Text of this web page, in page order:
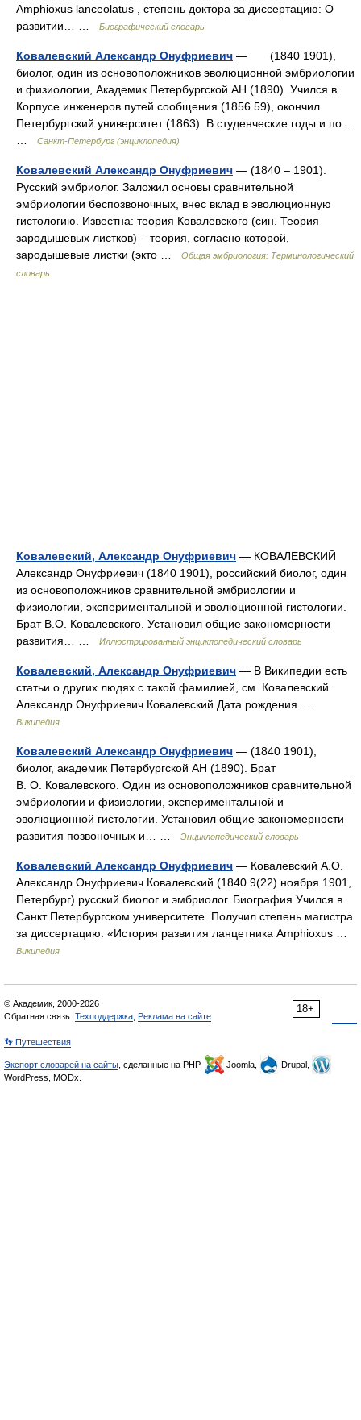
Amphioxus lanceolatus , степень доктора за диссертацию: О
развитии… …
Биографический словарь
Ковалевский Александр Онуфриевич — (1840 1901),
биолог, один из основоположников эволюционной эмбриологии
и физиологии, Академик Петербургской АН (1890). Учился в
Корпусе инженеров путей сообщения (1856 59), окончил
Петербургский университет (1863). В студенческие годы и по…
Санкт-Петербург (энциклопедия)
Ковалевский Александр Онуфриевич — (1840 – 1901).
Русский эмбриолог. Заложил основы сравнительной
эмбриологии беспозвоночных, внес вклад в эволюционную
гистологию. Известна: теория Ковалевского (син. Теория
зародышевых листков) – теория, согласно которой,
зародышевые листки (экто …
Общая эмбриология: Терминологический
словарь
Ковалевский, Александр Онуфриевич — КОВАЛЕВСКИЙ
Александр Онуфриевич (1840 1901), российский биолог, один
из основоположников сравнительной эмбриологии и
физиологии, экспериментальной и эволюционной гистологии.
Брат В.О. Ковалевского. Установил общие закономерности
развития… …
Иллюстрированный энциклопедический словарь
Ковалевский, Александр Онуфриевич — В Википедии есть
статьи о других людях с такой фамилией, см. Ковалевский.
Александр Онуфриевич Ковалевский Дата рождения …
Википедия
Ковалевский Александр Онуфриевич — (1840 1901),
биолог, академик Петербургской АН (1890). Брат
В. О. Ковалевского. Один из основоположников сравнительной
эмбриологии и физиологии, экспериментальной и
эволюционной гистологии. Установил общие закономерности
развития позвоночных и… …
Энциклопедический словарь
Ковалевский Александр Онуфриевич — Ковалевский А.О.
Александр Онуфриевич Ковалевский (1840 9(22) ноября 1901,
Петербург) русский биолог и эмбриолог. Биография Учился в
Санкт Петербургском университете. Получил степень магистра
за диссертацию: «История развития ланцетника Amphioxus …
Википедия
18+
© Академик, 2000-2026
Обратная связь: Техподдержка Реклама на сайте
👣 Путешествия
Экспорт словарей на сайты , сделанные на PHP, Joomla,
Drupal,
WordPress, MODx.